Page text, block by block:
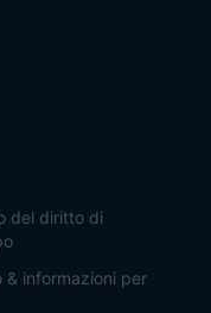
del diritto di
& informazioni per